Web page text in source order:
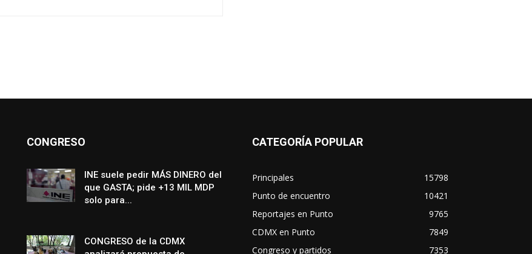
CONGRESO
INE suele pedir MÁS DINERO del
que GASTA; pide +13 MIL MDP
solo para...
CONGRESO de la CDMX
CATEGORÍA POPULAR
Principales
15798
Punto de encuentro
10421
Reportajes en Punto
9765
CDMX en Punto
7849
Congreso y partidos
7353